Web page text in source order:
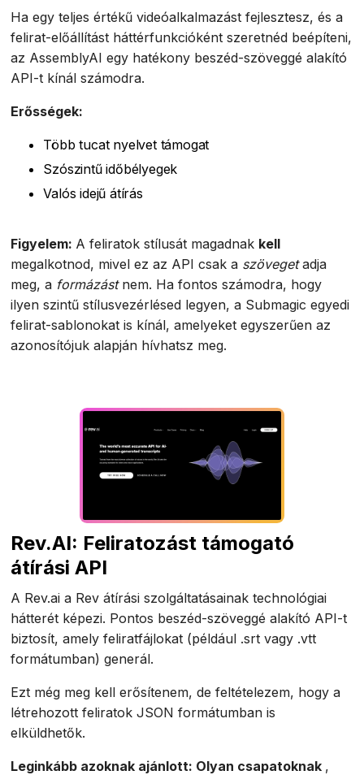
Ha egy teljes értékű videóalkalmazást fejlesztesz, és a
felirat-előállítást háttérfunkcióként szeretnéd beépíteni,
az AssemblyAI egy hatékony beszéd-szöveggé alakító
API-t kínál számodra.
Erősségek:
Több tucat nyelvet támogat
Szószintű időbélyegek
Valós idejű átírás
Figyelem: A feliratok stílusát magadnak kell
megalkotnod, mivel ez az API csak a szövegetadja
meg, a formázástnem. Ha fontos számodra, hogy
ilyen szintű stílusvezérlésed legyen, a Submagic egyedi
felirat-sablonokat is kínál, amelyeket egyszerűen az
azonosítójuk alapján hívhatsz meg.
Rev.AI: Feliratozást támogató
átírási API
A Rev.ai a Rev átírási szolgáltatásainak technológiai
hátterét képezi. Pontos beszéd-szöveggé alakító API-t
biztosít, amely feliratfájlokat (például .srt vagy .vtt
formátumban) generál.
Ezt még meg kell erősítenem, de feltételezem, hogy a
létrehozott feliratok JSON formátumban is
elküldhetők.
Leginkább azoknak ajánlott: Olyan csapatoknak ,